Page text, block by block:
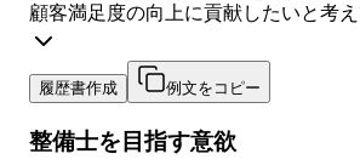
顧客満足度の向上に貢献したいと考え
履歴書作成 例文をコピー
整備士を目指す意欲